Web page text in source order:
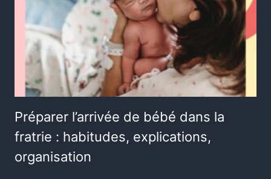
Préparer l’arrivée de bébé dans la
fratrie : habitudes, explications,
organisation